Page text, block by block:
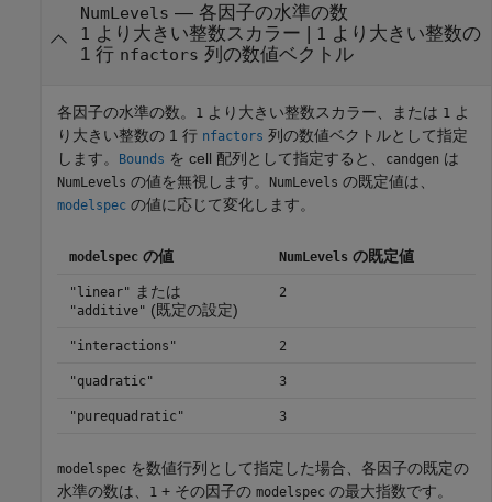
NumLevels — 各因子の水準の数
1 より大きい整数スカラー | 1
より大きい整数の
1 行 nfactors 列の数値ベクトル
各因子の水準の数。 1 より大きい整数スカラー、または 1 よ
り大きい整数の 1 行 nfactors 列の数値ベクトルとして指定
します。
Bounds を cell 配列として指定すると、 candgen は
NumLevels の値を無視します。 NumLevels の既定値は、
modelspec の値に応じて変化します。
modelspec の値 NumLevels の既定値
"linear" または
"additive" (既定の設定)
2
"interactions" 2
"quadratic" 3
"purequadratic" 3
modelspec を数値行列として指定した場合、各因子の既定の
水準の数は、
1 + その因子の modelspec の最大指数です。